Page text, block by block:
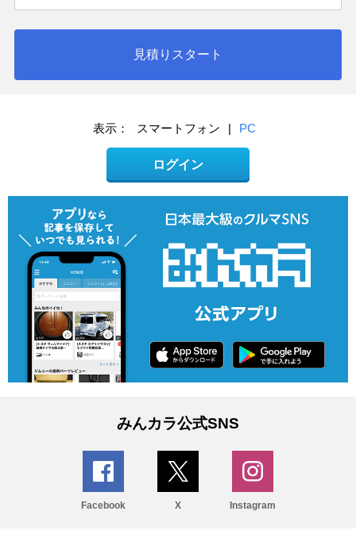
見積りスタート
表示： スマートフォン | PC
ログイン
みんカラ公式SNS
Facebook X Instagram